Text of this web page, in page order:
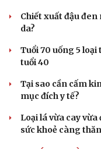
Chiết xuất đậu
da?
Tuổi 70 uống 5
tuổi 40
Tại sao cần cấm
mục đích y tế?
Loại lá vừa cay
sức khoẻ càng